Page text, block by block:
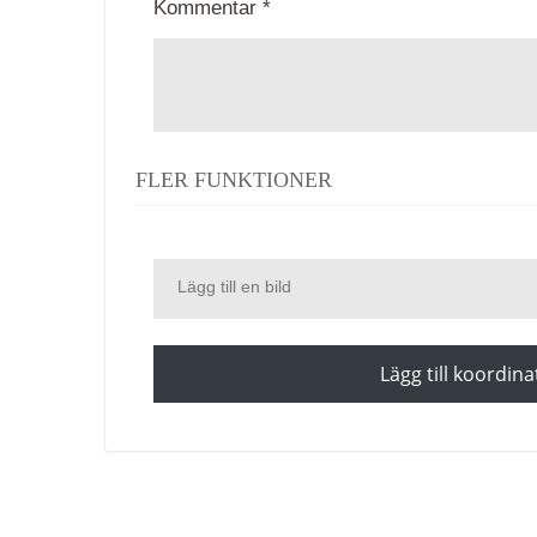
Kommentar *
FLER FUNKTIONER
Lägg till en bild
Lägg till